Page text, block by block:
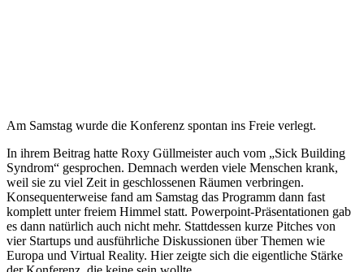
Am Samstag wurde die Konferenz spontan ins Freie verlegt.
In ihrem Beitrag hatte Roxy Güllmeister auch vom „Sick Building
Syndrom“ gesprochen. Demnach werden viele Menschen krank,
weil sie zu viel Zeit in geschlossenen Räumen verbringen.
Konsequenterweise fand am Samstag das Programm dann fast
komplett unter freiem Himmel statt. Powerpoint-Präsentationen gab
es dann natürlich auch nicht mehr. Stattdessen kurze Pitches von
vier Startups und ausführliche Diskussionen über Themen wie
Europa und Virtual Reality. Hier zeigte sich die eigentliche Stärke